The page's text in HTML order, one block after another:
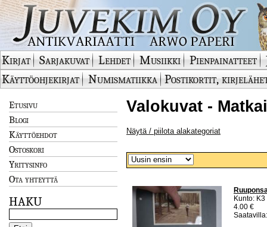
Kirjat Sarjakuvat Lehdet Musiikki Pienpainatteet
Käyttöohjekirjat
Numismatiikka Postikortit,
Etusivu
Blogi
Käyttöehdot
Ostoskori
Yritysinfo
Ota yhteyttä
HAKU
Valokuvat -
Näytä / piilota alakategoriat
Kunto:
4.00 €